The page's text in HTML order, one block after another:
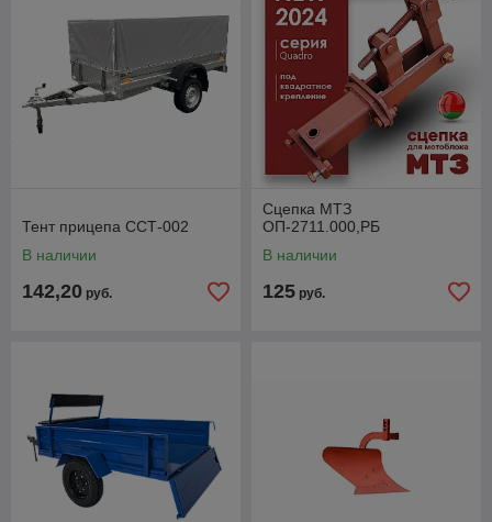
Тент прицепа ССТ-002
В наличии
142,20 руб.
Сцепка МТЗ
ОП-2711.000,РБ
В наличии
125 руб.